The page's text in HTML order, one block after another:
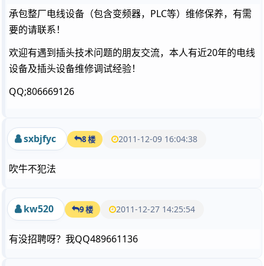
承包整厂电线设备（包含变频器，PLC等）维修保养，有需
要的请联系！
欢迎有遇到插头技术问题的朋友交流，本人有近20年的电线
设备及插头设备维修调试经验！
QQ;806669126
sxbjfyc 8 楼 2011-12-09 16:04:38
吹牛不犯法
kw520 9 楼 2011-12-27 14:25:54
有没招聘呀？我QQ489661136